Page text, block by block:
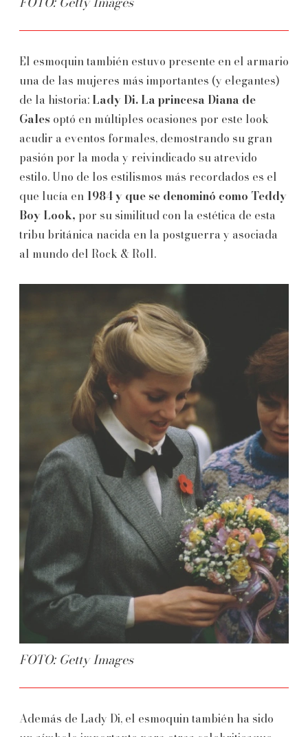
El esmoquin también estuvo presente en el armario
una de las mujeres más importantes (y elegantes)
de la historia: Lady Di. La princesa Diana de
Gales optó en múltiples ocasiones por este look
acudir a eventos formales, demostrando su gran
pasión por la moda y reivindicado su atrevido
estilo. Uno de los estilismos más recordados es el
que lucía en 1984 y que se denominó como Teddy
Boy Look, por su similitud con la estética de esta
tribu británica nacida en la postguerra y asociada
al mundo del Rock & Roll.
FOTO: Getty Images
Además de Lady Di, el esmoquin también ha sido